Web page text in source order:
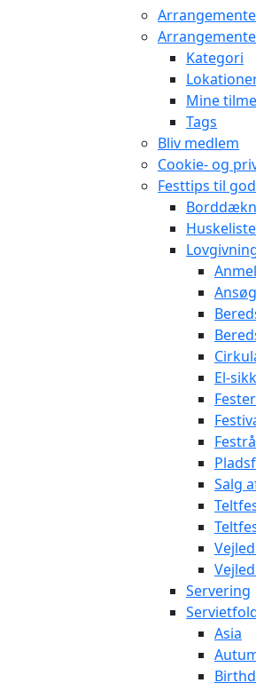
Kategori
Mine
Tags
Bliv medlem
Cookie- og
Festtips til
Huskeliste
El-
Salg
Servering
Asia